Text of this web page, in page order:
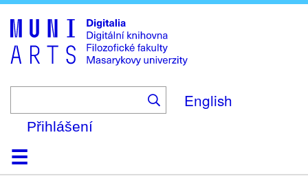
to
main
content
English
Přihlášení
DomůKolekce
Prohlížení
Vyhledávání
O platformě
Nápověda
KontaktDigitalia